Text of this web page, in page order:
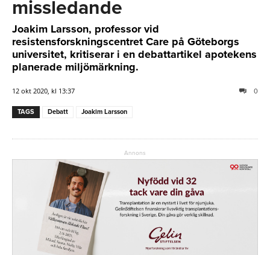
missledande
Joakim Larsson, professor vid
resistensforskningscentret Care på Göteborgs
universitet, kritiserar i en debattartikel apotekens
planerade miljömärkning.
12 okt 2020, kl 13:37 0
TAGS Debatt Joakim Larsson
Annons